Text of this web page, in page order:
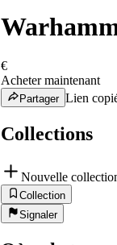
€
Acheter maintenant
Partager Lien
Collections
Nouvelle
Collection
Signaler